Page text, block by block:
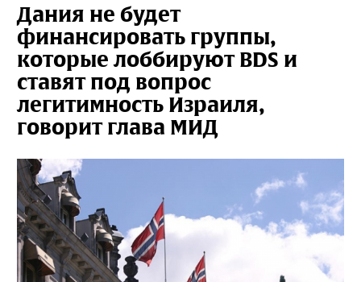
Дания не будет
финансировать группы,
которые лоббируют BDS и
ставят под вопрос
легитимность Израиля,
говорит глава МИД